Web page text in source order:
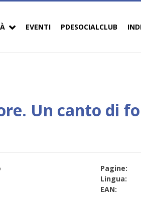
EVENTI PDESOCIALCLUB
Un canto di
Pagine:
Lingua:
EAN: